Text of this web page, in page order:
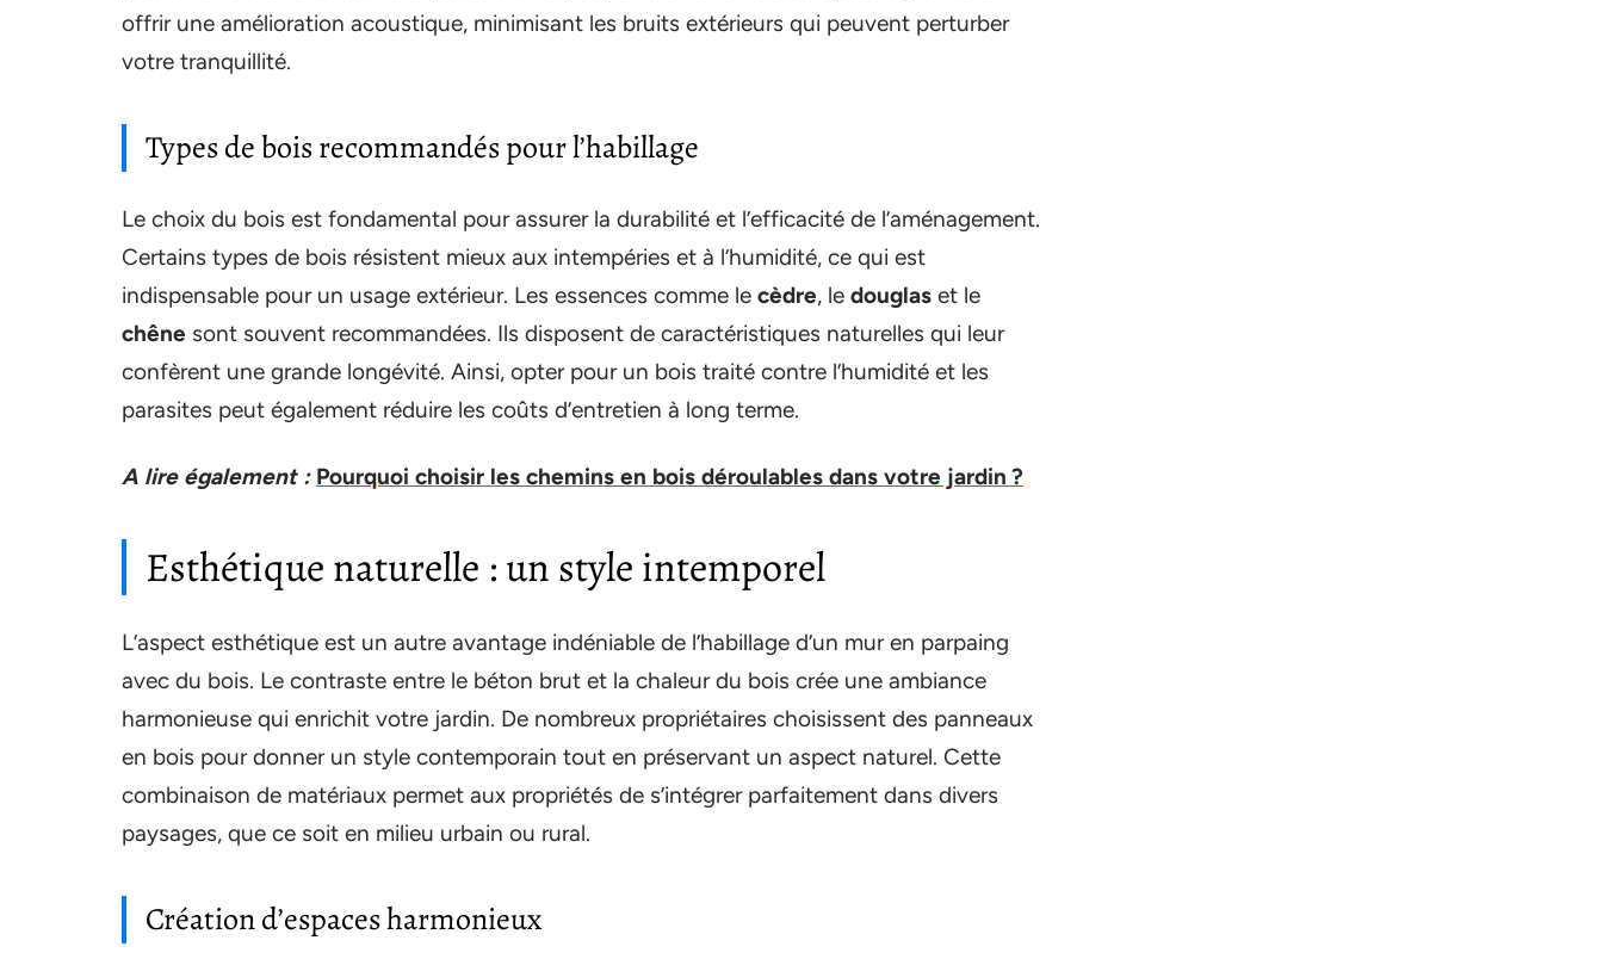
offrir une amélioration acoustique, minimisant les bruits extérieurs qui peuvent perturber
votre tranquillité.
Types de bois recommandés pour l’habillage
Le choix du bois est fondamental pour assurer la durabilité et l’efficacité de l’aménagement.
Certains types de bois résistent mieux aux intempéries et à l’humidité, ce qui est
indispensable pour un usage extérieur. Les essences comme le cèdre, le douglas et le
chêne sont souvent recommandées. Ils disposent de caractéristiques naturelles qui leur
confèrent une grande longévité. Ainsi, opter pour un bois traité contre l’humidité et les
parasites peut également réduire les coûts d’entretien à long terme.
A lire également : Pourquoi choisir les chemins en bois déroulables dans votre jardin ?
Esthétique naturelle : un style intemporel
L’aspect esthétique est un autre avantage indéniable de l’habillage d’un mur en parpaing
avec du bois. Le contraste entre le béton brut et la chaleur du bois crée une ambiance
harmonieuse qui enrichit votre jardin. De nombreux propriétaires choisissent des panneaux
en bois pour donner un style contemporain tout en préservant un aspect naturel. Cette
combinaison de matériaux permet aux propriétés de s’intégrer parfaitement dans divers
paysages, que ce soit en milieu urbain ou rural.
Création d’espaces harmonieux